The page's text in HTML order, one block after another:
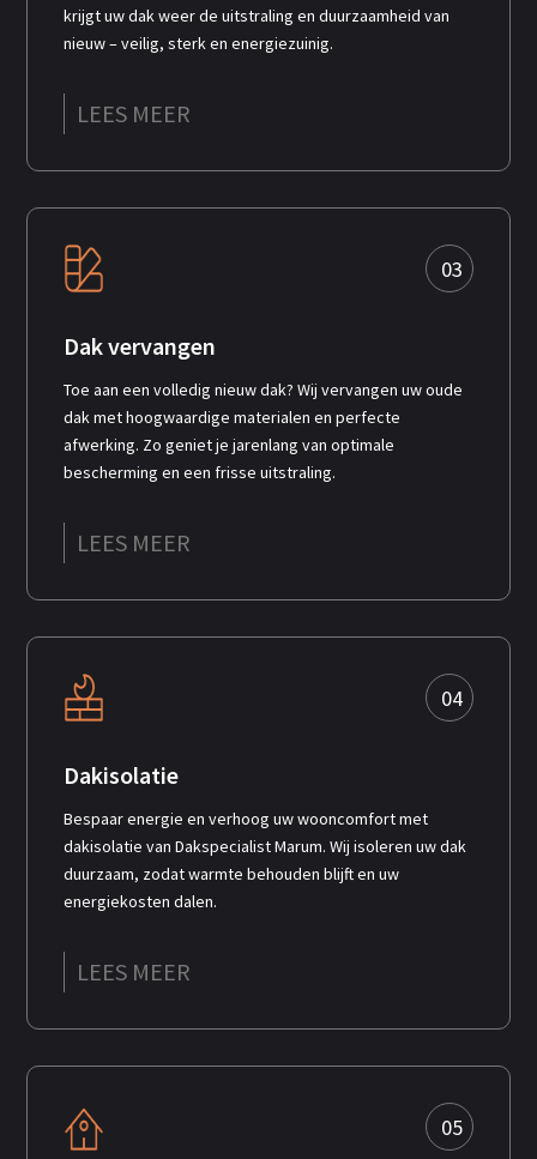
krijgt uw dak weer de uitstraling en duurzaamheid van
nieuw – veilig, sterk en energiezuinig.
LEES MEER
03
Dak vervangen
Toe aan een volledig nieuw dak? Wij vervangen uw oude
dak met hoogwaardige materialen en perfecte
afwerking. Zo geniet je jarenlang van optimale
bescherming en een frisse uitstraling.
LEES MEER
04
Dakisolatie
Bespaar energie en verhoog uw wooncomfort met
dakisolatie van Dakspecialist Marum. Wij isoleren uw dak
duurzaam, zodat warmte behouden blijft en uw
energiekosten dalen.
LEES MEER
05